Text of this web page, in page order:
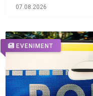
07.08.2026
EVENIMENT